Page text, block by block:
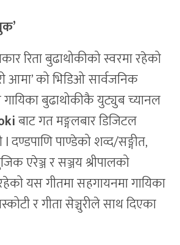
रिता बुढाथोकीको स्वरमा रहेको
आमा’ को भिडिओ सार्वजनिक
बुढाथोकीकै युट्युब च्यानल
बाट गत मङ्गलबार डिजिटल
दण्डपाणि पाण्डेको शव्द/सङ्गीत,
एरेञ्ज र सञ्जय श्रीपालको
यस गीतमा सहगायनमा गायिका
र गीता सेञ्चुरीले साथ दिएका